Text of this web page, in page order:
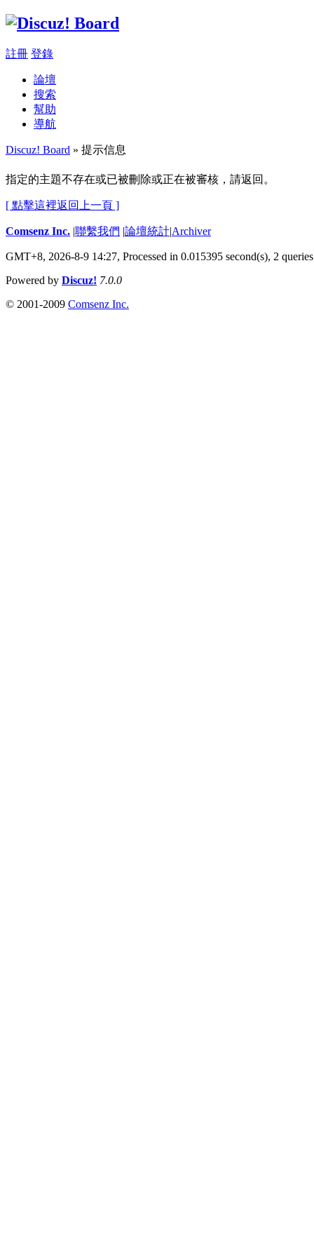
註冊 登錄
論壇
搜索
幫助
導航
Discuz! Board » 提示信息
指定的主題不存在或已被刪除或正在被審核，請返回。
[ 點擊這裡返回上一頁 ]
Comsenz Inc. |聯繫我們 |論壇統計|Archiver
GMT+8, 2026-8-9 14:27, Processed in 0.015395 second(s), 2 queries
Powered by Discuz! 7.0.0
© 2001-2009 Comsenz Inc.